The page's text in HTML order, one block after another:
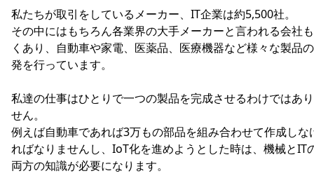
私たちが取引をしているメーカー、IT企業は約5,500社。
その中にはもちろん各業界の大手メーカーと言われる会社
くあり、自動車や家電、医薬品、医療機器など様々な製品
発を行っています。
私達の仕事はひとりで一つの製品を完成させるわけではあ
せん。
例えば自動車であれば3万もの部品を組み合わせて作成しな
ればなりませんし、IoT化を進めようとした時は、機械とIT
両方の知識が必要になります。